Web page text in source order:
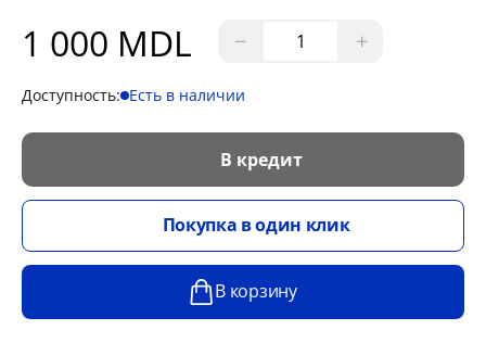
1 000 MDL − +
Доступность: Есть в наличии
В кредит
Покупка в один клик
В корзину